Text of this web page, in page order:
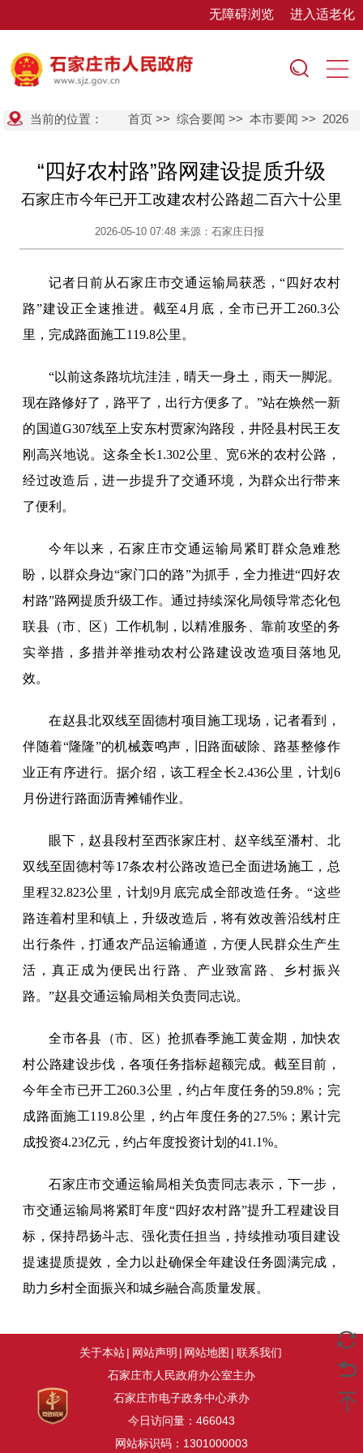
无障碍浏览 进入适老化
当前的位置： 首页 >>综合要闻 >>本市要闻 >> 2026
“四好农村路”路网建设提质升级
石家庄市今年已开工改建农村公路超二百六十公里
2026-05-10 07:48 来源：石家庄日报
记者日前从石家庄市交通运输局获悉，“四好农村
路”建设正全速推进。截至4月底，全市已开工260.3公
里，完成路面施工119.8公里。
“以前这条路坑坑洼洼，晴天一身土，雨天一脚泥。
现在路修好了，路平了，出行方便多了。”站在焕然一新
的国道G307线至上安东村贾家沟路段，井陉县村民王友
刚高兴地说。这条全长1.302公里、宽6米的农村公路，
经过改造后，进一步提升了交通环境，为群众出行带来
了便利。
今年以来，石家庄市交通运输局紧盯群众急难愁
盼，以群众身边“家门口的路”为抓手，全力推进“四好农
村路”路网提质升级工作。通过持续深化局领导常态化包
联县（市、区）工作机制，以精准服务、靠前攻坚的务
实举措，多措并举推动农村公路建设改造项目落地见
效。
在赵县北双线至固德村项目施工现场，记者看到，
伴随着“隆隆”的机械轰鸣声，旧路面破除、路基整修作
业正有序进行。据介绍，该工程全长2.436公里，计划6
月份进行路面沥青摊铺作业。
眼下，赵县段村至西张家庄村、赵辛线至潘村、北
双线至固德村等17条农村公路改造已全面进场施工，总
里程32.823公里，计划9月底完成全部改造任务。“这些
路连着村里和镇上，升级改造后，将有效改善沿线村庄
出行条件，打通农产品运输通道，方便人民群众生产生
活，真正成为便民出行路、产业致富路、乡村振兴
路。”赵县交通运输局相关负责同志说。
全市各县（市、区）抢抓春季施工黄金期，加快农
村公路建设步伐，各项任务指标超额完成。截至目前，
今年全市已开工260.3公里，约占年度任务的59.8%；完
成路面施工119.8公里，约占年度任务的27.5%；累计完
成投资4.23亿元，约占年度投资计划的41.1%。
石家庄市交通运输局相关负责同志表示，下一步，
市交通运输局将紧盯年度“四好农村路”提升工程建设目
标，保持昂扬斗志、强化责任担当，持续推动项目建设
提速提质提效，全力以赴确保全年建设任务圆满完成，
助力乡村全面振兴和城乡融合高质量发展。
关于本站| 网站声明 | 网站地图 | 联系我们
石家庄市人民政府办公室主办
石家庄市电子政务中心承办
今日访问量： 466043
网站标识码：1301000003